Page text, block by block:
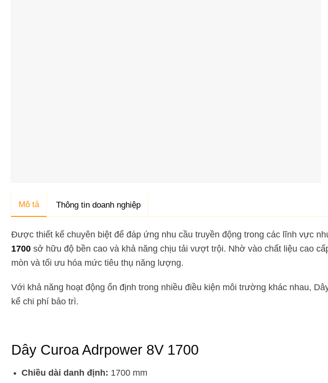
Mô tả Thông tin doanh nghiệp
Được thiết kế chuyên biệt để đáp ứng nhu cầu truyền động trong các lĩnh vực
1700 sở hữu độ bền cao và khả năng chịu tải vượt trội. Nhờ vào chất liệu cao
mòn và tối ưu hóa mức tiêu thụ năng lượng.
Với khả năng hoạt động ổn định trong nhiều điều kiện môi trường khác nhau,
kể chi phí bảo trì.
Dây Curoa Adrpower 8V 1700
Chiều dài danh định: 1700 mm